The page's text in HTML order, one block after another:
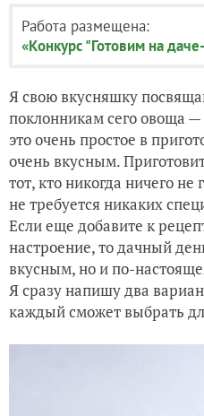
Работа размещена:
«Конкурс "Готовим на
Я свою вкусняшку
поклонникам сего овоща
это очень простое в
очень вкусным.
тот, кто никогда ничего не
не требуется никаких
Если еще добавите к
настроение, то дачный
вкусным, но и по-
Я сразу напишу два
каждый сможет выбрать